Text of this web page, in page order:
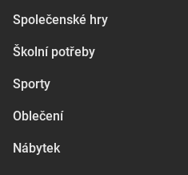
Společenské hry
Školní potřeby
Sporty
Oblečení
Nábytek